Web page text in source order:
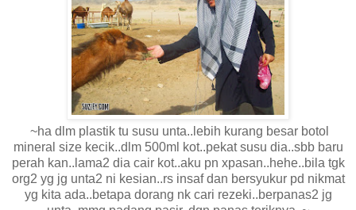
~ha dlm plastik tu susu unta..lebih kurang besar botol
mineral size kecik..dlm 500ml kot..pekat susu dia..sbb baru
perah kan..lama2 dia cair kot..aku pn xpasan..hehe..bila tgk
org2 yg jg unta2 ni kesian..rs insaf dan bersyukur pd nikmat
yg kita ada..betapa dorang nk cari rezeki..berpanas2 jg